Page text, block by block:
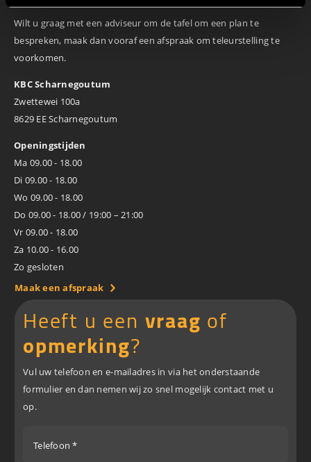
Wilt u graag met een adviseur om de tafel om een plan te
bespreken, maak dan vooraf een afspraak om teleurstelling te
voorkomen.
KBC Scharnegoutum
Zwettewei 100a
8629 EE Scharnegoutum
Openingstijden
Ma 09.00 - 18.00
Di 09.00 - 18.00
Wo 09.00 - 18.00
Do 09.00 - 18.00 / 19:00 – 21:00
Vr 09.00 - 18.00
Za 10.00 - 16.00
Zo gesloten
Maak een afspraak
Heeft u een vraagof
opmerking?
Vul uw telefoon en e-mailadres in via het onderstaande
formulier en dan nemen wij zo snel mogelijk contact met u
op.
Telefoon *